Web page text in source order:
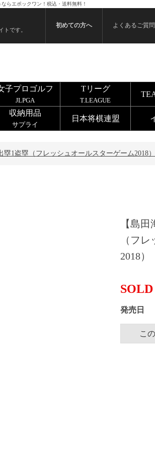
らエポックワン！税込・送料無料！
トです。
初めての方へ よくあるご質問
子プロゴルフ
JLPGA
Tリーグ
T.LEAGUE
収納用品
サプライ
日本将棋連盟
塁1盗塁（フレッシュオールスターゲーム2018）
【島
（フ
2018）
発売日
こ